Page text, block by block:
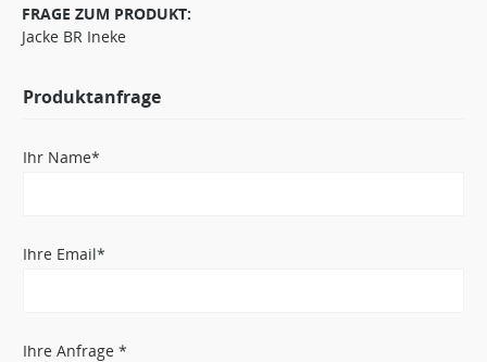
FRAGE ZUM PRODUKT:
Jacke BR Ineke
Produktanfrage
Ihr Name*
Ihre Email*
Ihre Anfrage *